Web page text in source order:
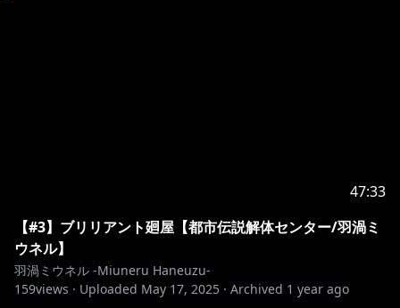
47:33
【#3】ブリリアント廻屋【都市伝説解体センター/羽渦ミ
ウネル】
羽渦ミウネル -Miuneru Haneuzu-
159views · Uploaded May 17, 2025 · Archived 1 year ago